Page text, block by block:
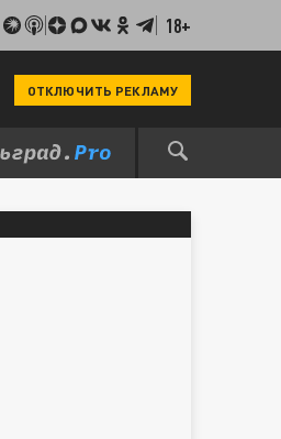
18+
ОТКЛЮЧИТЬ РЕКЛАМУ